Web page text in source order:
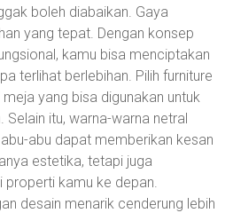
boleh diabaikan. Gaya
yang tepat. Dengan konsep
kamu bisa menciptakan
terlihat berlebihan. Pilih furniture
yang bisa digunakan untuk
itu, warna-warna netral
abu dapat memberikan kesan
estetika, tetapi juga
properti kamu ke depan.
desain menarik cenderung lebih